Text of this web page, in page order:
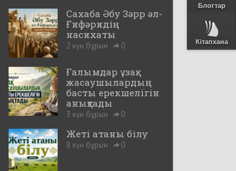
Блогтар
Кітапхана
Сахаба Әбу Зәрр әл-
Ғифәридің
насихаты
2 күн бұрын 0
Ғалымдар ұзақ
жасаушылардың
басты ерекшелігін
анықтады
3 күн бұрын 0
Жеті атаны білу
8 күн бұрын 0